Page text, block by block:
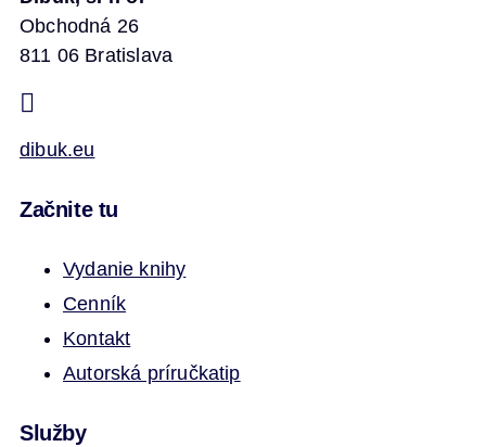
Obchodná 26
811 06 Bratislava
dibuk.eu
Začnite tu
Vydanie knihy
Cenník
Kontakt
Autorská príručkatip
Služby